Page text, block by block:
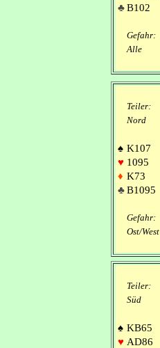
♣B102
Gefahr:
Alle
Teiler:
Nord
♠ K107
♥ 1095
♦ K73
♣B1095
Gefahr:
Ost/West
Teiler:
Süd
♠ KB65
♥ AD86